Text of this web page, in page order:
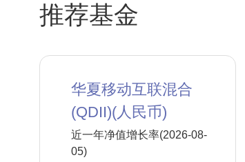
推荐基金
华夏移动互联混合
(QDII)(人民币)
近一年净值增长率(2026-08-
05)